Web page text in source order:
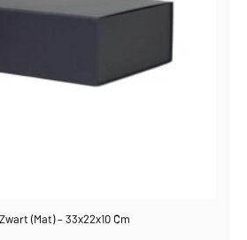
(mat) – 33x22x10 Cm